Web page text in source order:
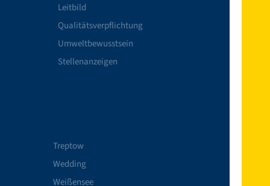
Leitbild
Qualitätsverpflichtung
Umweltbewusstsein
Stellenanzeigen
Treptow
Wedding
Weißensee